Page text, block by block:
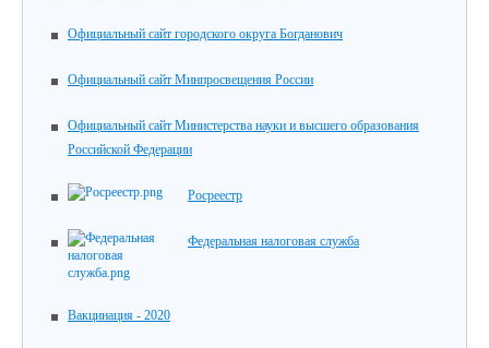
Официальный сайт городского округа Богданович
Официальный сайт Минпросвещения России
Официальный сайт Министерства науки и высшего образования
Российской Федерации
Росреестр
Федеральная налоговая служба
Вакцинация - 2020